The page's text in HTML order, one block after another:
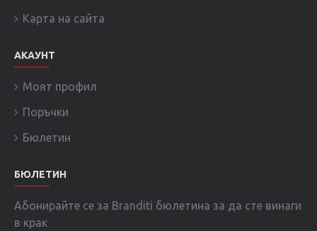
Карта на сайта
АКАУНТ
Моят профил
Поръчки
Бюлетин
БЮЛЕТИН
Абонирайте се за Branditi бюлетина за да сте винаги
в крак